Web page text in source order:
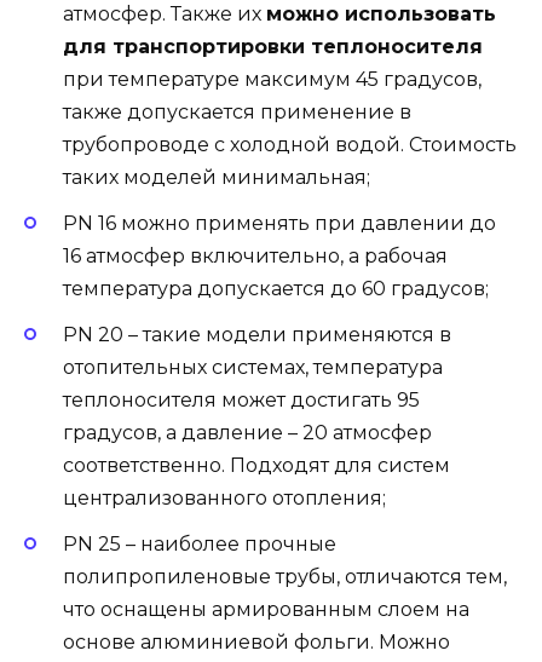
атмосфер. Также их можно использовать
для транспортировки теплоносителя
при температуре максимум 45 градусов,
также допускается применение в
трубопроводе с холодной водой. Стоимость
таких моделей минимальная;
PN 16 можно применять при давлении до
16 атмосфер включительно, а рабочая
температура допускается до 60 градусов;
PN 20 – такие модели применяются в
отопительных системах, температура
теплоносителя может достигать 95
градусов, а давление – 20 атмосфер
соответственно. Подходят для систем
централизованного отопления;
PN 25 – наиболее прочные
полипропиленовые трубы, отличаются тем,
что оснащены армированным слоем на
основе алюминиевой фольги. Можно